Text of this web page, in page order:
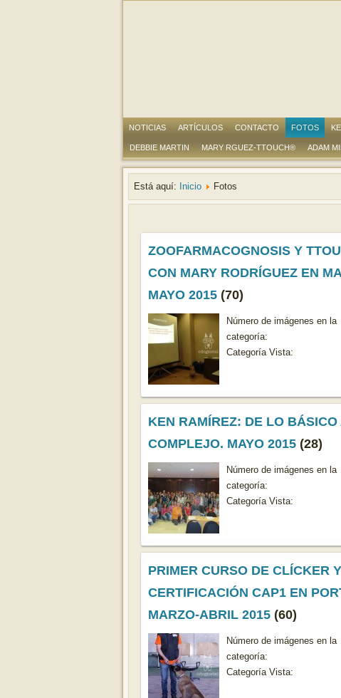
NOTICIAS ARTÍCULOS CONTACTO FOTOS
DEBBIE MARTIN MARY RGUEZ-TTOUCH® ADAM
Está aquí: Inicio Fotos
ZOOFARMACOGNOSIS Y
CON MARY RODRÍGUEZ EN
MAYO 2015 (70)
Número de imágenes en la
categoría:
Categoría Vista:
KEN RAMÍREZ: DE LO BÁSICO
COMPLEJO. MAYO 2015 (28)
Número de imágenes en la
categoría:
Categoría Vista:
PRIMER CURSO DE CLÍCKER Y
CERTIFICACIÓN CAP1 EN
MARZO-ABRIL 2015 (60)
Número de imágenes en la
categoría:
Categoría Vista: